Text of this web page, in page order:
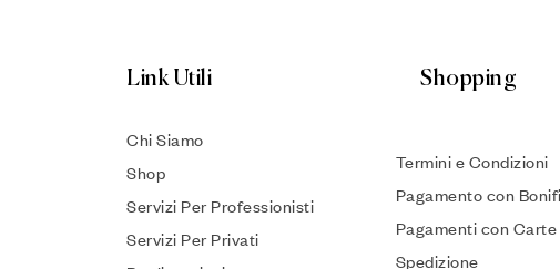
Link Utili
Chi Siamo
Shop
Servizi Per Professionisti
Servizi Per Privati
Shopping
Termini e Condizioni
Pagamento con
Pagamenti con Carte
Spedizione